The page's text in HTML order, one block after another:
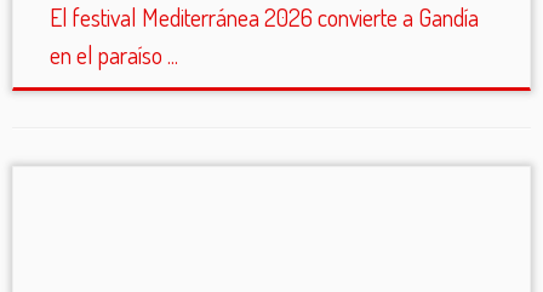
El festival Mediterránea 2026 convierte a Gandía
en el paraíso ...